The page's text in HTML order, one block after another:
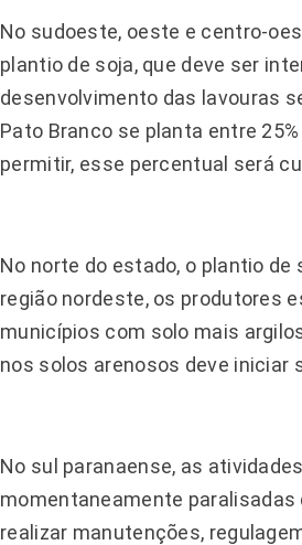
No sudoeste, oeste e centro-
plantio de soja, que deve ser
desenvolvimento das lavouras
Pato Branco se planta entre
permitir, esse percentual será
No norte do estado, o plantio
região nordeste, os produtores
municípios com solo mais
nos solos arenosos deve iniciar
No sul paranaense, as
momentaneamente paralisadas
realizar manutenções,